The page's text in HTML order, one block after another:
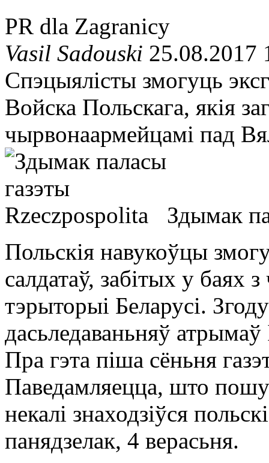
PR dla Zagranicy
Vasil Sadouski 25.08.2017
Спэцыялісты змогуць
Войска Польскага, якія
чырвонаармейцамі пад
Здымак
Польскія навукоўцы
салдатаў, забітых у баях
тэрыторыі Беларусі.
дасьледаваньняў
Пра гэта піша сёньня
Паведамляецца, што
некалі знаходзіўся
панядзелак, 4 верасьня.